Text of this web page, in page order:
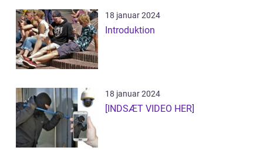
18 januar 2024
Introduktion
18 januar 2024
[INDSÆT VIDEO HER]